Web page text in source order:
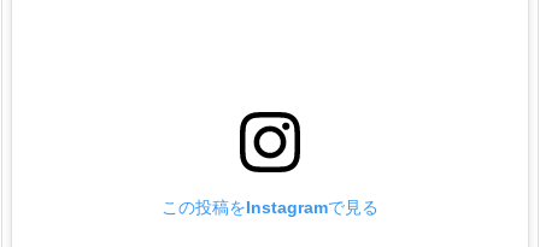
この投稿をInstagramで見る